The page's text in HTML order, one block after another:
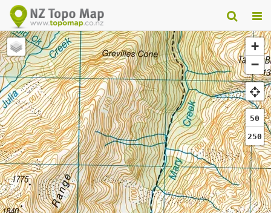
+
−
50
250